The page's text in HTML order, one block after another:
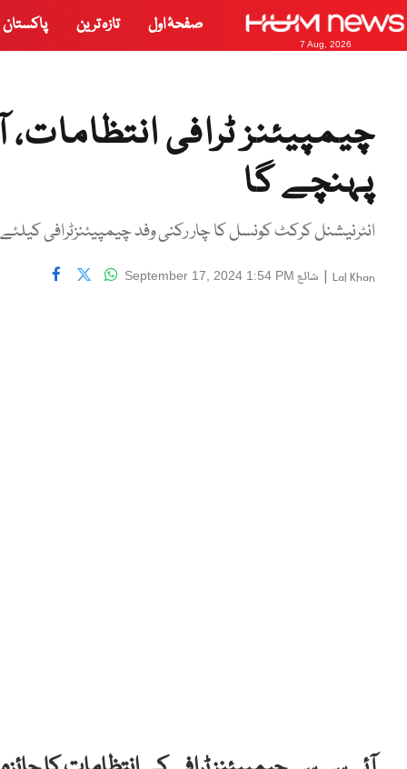
7 Aug, 2026
صفحۂ اول تازہ ترین پاکستان
چیمپیئنز ٹرافی
پہنچے گا
انٹرنیشنل کرکٹ کونسل کا چار رکنی وفد چیمپیئنزٹرافی
Lal Khan
| شائع September 17, 2024 1:54 PM